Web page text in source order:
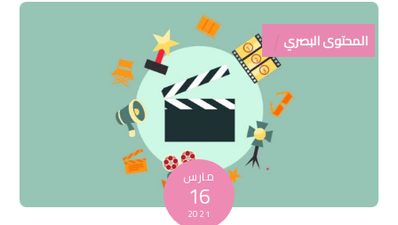
مارس
16
2021
المحتوى البصري